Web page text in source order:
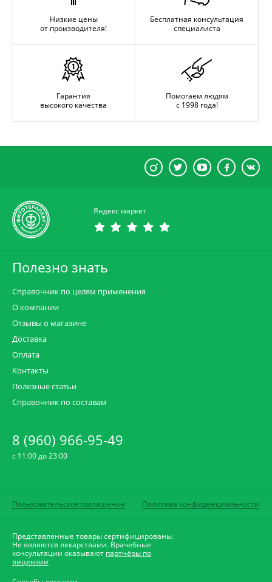
Низкие цены
от производителя!
Бесплатная консультация
специалиста
Гарантия
высокого качества
Помогаем людям
с 1998 года!
Яндекс маркет
Полезно знать
Справочник по целям применения
О компании
Отзывы о магазине
Доставка
Оплата
Контакты
Полезные статьи
Справочник по составам
8 (960) 966-95-49
c 11:00 до 23:00
Пользовательское соглашение Политика конфиденциальности
Представленные товары сертифицированы.
Не являются лекарствами. Врачебные
консультации оказывают партнёры по
лицензии